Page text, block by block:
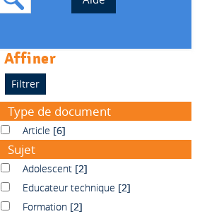
affiner
Type de document
ArticleArticle [6]
Sujet
Adolescent
Adolescent [2]
Educateur technique
Educateur technique [2]
FormationFormation [2]